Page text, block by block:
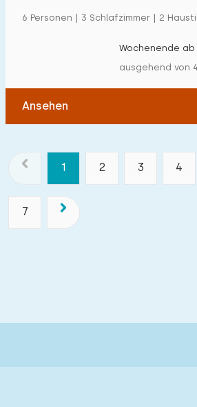
6 Personen | 3 Schlafzimmer | 2
Wochenende ab
ausgehend von
Ansehen
1 2 3 4
7